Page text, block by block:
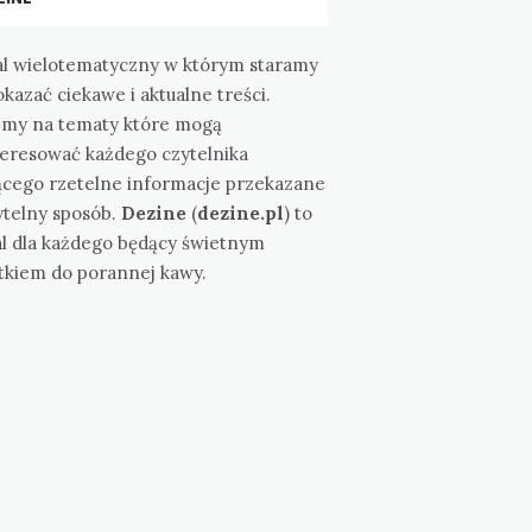
wielotematyczny w którym staramy
ciekawe i aktualne treści.
na tematy które mogą
każdego czytelnika
rzetelne informacje przekazane
sposób. Dezine(dezine.pl) to
dla każdego będący świetnym
do porannej kawy.